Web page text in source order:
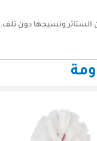
الستائر ونسيجها دون تلف.